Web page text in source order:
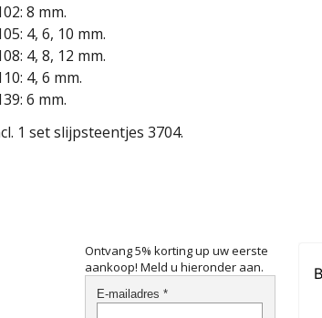
8 mm.
4, 6, 10 mm.
4, 8, 12 mm.
4, 6 mm.
6 mm.
1 set slijpsteentjes 3704.
Ontvang 5% korting up uw eerste
aankoop! Meld u hieronder aan.